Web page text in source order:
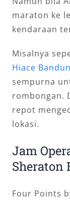
maraton ke
kendaraan
Misalnya
Hiace
sempurna
rombongan.
repot
lokasi.
Jam
Sheraton
Four Points